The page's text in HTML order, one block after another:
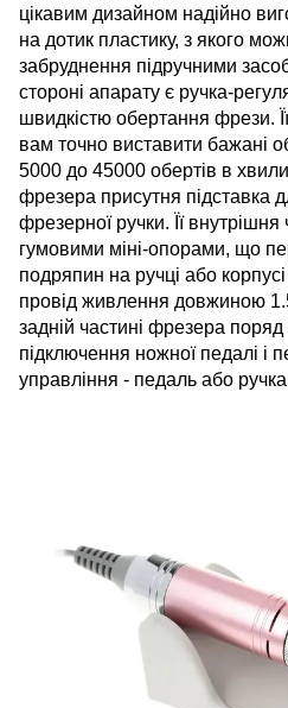
цікавим дизайном надійно
на дотик пластику, з якого
забруднення підручними
стороні апарату є ручка-
швидкістю обертання фрези.
вам точно виставити бажані
5000 до 45000 обертів в
фрезера присутня підставка
фрезерної ручки. Її
гумовими міні-опорами, що
подряпин на ручці або
провід живлення довжиною
задній частині фрезера
підключення ножної педалі і
управління - педаль або